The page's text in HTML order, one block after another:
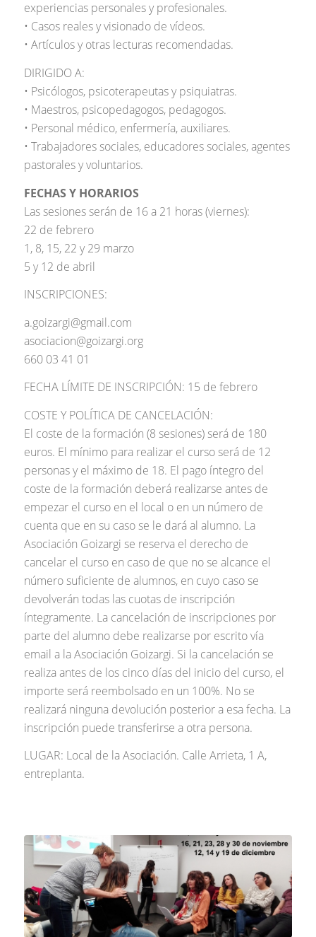
experiencias personales y profesionales.
• Casos reales y visionado de vídeos.
• Artículos y otras lecturas recomendadas.
DIRIGIDO A:
• Psicólogos, psicoterapeutas y psiquiatras.
• Maestros, psicopedagogos, pedagogos.
• Personal médico, enfermería, auxiliares.
• Trabajadores sociales, educadores sociales, agentes
pastorales y voluntarios.
FECHAS Y HORARIOS
Las sesiones serán de 16 a 21 horas (viernes):
22 de febrero
1, 8, 15, 22 y 29 marzo
5 y 12 de abril
INSCRIPCIONES:
a.goizargi@gmail.com
asociacion@goizargi.org
660 03 41 01
FECHA LÍMITE DE INSCRIPCIÓN: 15 de febrero
COSTE Y POLÍTICA DE CANCELACIÓN:
El coste de la formación (8 sesiones) será de 180
euros. El mínimo para realizar el curso será de 12
personas y el máximo de 18. El pago íntegro del
coste de la formación deberá realizarse antes de
empezar el curso en el local o en un número de
cuenta que en su caso se le dará al alumno. La
Asociación Goizargi se reserva el derecho de
cancelar el curso en caso de que no se alcance el
número suficiente de alumnos, en cuyo caso se
devolverán todas las cuotas de inscripción
íntegramente. La cancelación de inscripciones por
parte del alumno debe realizarse por escrito vía
email a la Asociación Goizargi. Si la cancelación se
realiza antes de los cinco días del inicio del curso, el
importe será reembolsado en un 100%. No se
realizará ninguna devolución posterior a esa fecha. La
inscripción puede transferirse a otra persona.
LUGAR: Local de la Asociación. Calle Arrieta, 1 A,
entreplanta.